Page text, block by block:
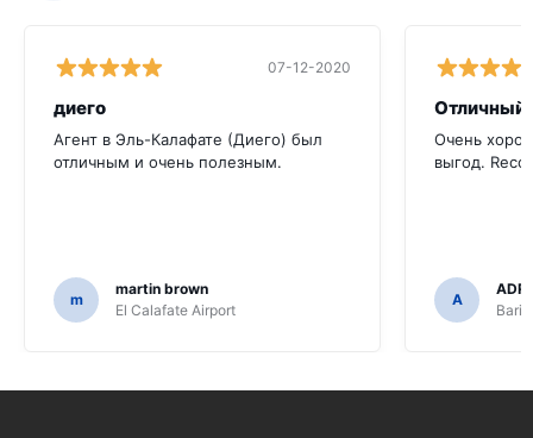
07-12-2020
диего
Агент в Эль-Калафате (Диего) был
отличным и очень полезным.
m
martin brown
El Calafate Airport
Отличный
Очень
выгод.
A